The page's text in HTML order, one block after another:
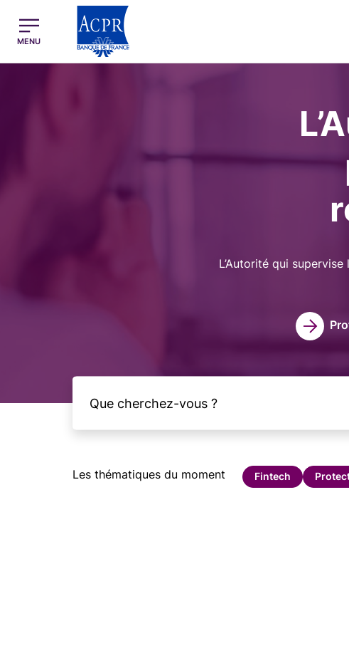
ACPR Menu Principal (French)
MENU
Image
L’Autorité qui
Les thématiques du moment Fintech